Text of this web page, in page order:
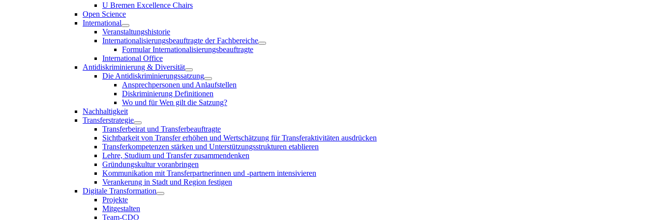
U Bremen Excellence Chairs
Open Science
International
Veranstaltungshistorie
Internationalisierungsbeauftragte der Fachbereiche
Formular Internationalisierungsbeauftragte
International Office
Antidiskriminierung & Diversität
Die Antidiskriminierungssatzung
Ansprechpersonen und Anlaufstellen
Diskriminierung Definitionen
Wo und für Wen gilt die Satzung?
Nachhaltigkeit
Transferstrategie
Transferbeirat und Transferbeauftragte
Sichtbarkeit von Transfer erhöhen und Wertschätzung für Transferaktivitäten ausdrücken
Transferkompetenzen stärken und Unterstützungsstrukturen etablieren
Lehre, Studium und Transfer zusammendenken
Gründungskultur voranbringen
Kommunikation mit Transferpartnerinnen und -partnern intensivieren
Verankerung in Stadt und Region festigen
Digitale Transformation
Projekte
Mitgestalten
Team-CDO